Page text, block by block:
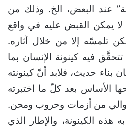
عند البعض، الخ. وذلك من
يمكن القبض عليه في واقع
تلمسّه إلا من خلال آثاره.
فيه كينونة الإنسان بما
بناء حديث، فلابد أنّ كينونته
الأساس بعد كلّ ما اختبرته
من أزمات وحروب ومحن.
هذه الكينونة، والإطار الذي